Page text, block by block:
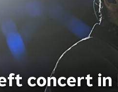
concert